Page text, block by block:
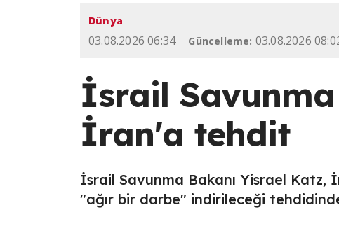
Dünya
03.08.2026 06:34 Güncelleme: 03.08.2026
İsrail
İran'a tehdit
İsrail Savunma Bakanı Yisrael Katz,
"ağır bir darbe" indirileceği